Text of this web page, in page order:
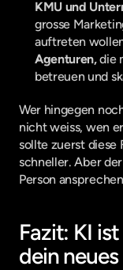
KMU und
grosse
auftreten
Agenturen, die
betreuen und
Wer hingegen
nicht weiss, wen
sollte zuerst diese
schneller. Aber
Person
Fazit: KI
dein